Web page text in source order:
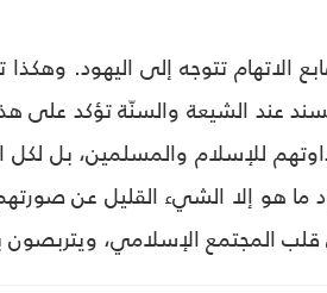
الاتهام تتوجه إلى اليهود.
الشيعة والسنّة تؤكد على
للإسلام والمسلمين، بل
ما هو إلا الشي‏ء القليل عن
المجتمع الإسلامي، ويتربصون